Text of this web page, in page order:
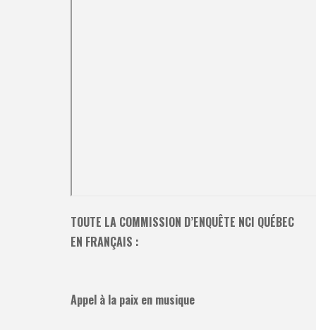
TOUTE LA COMMISSION D’ENQUÊTE NCI QUÉBEC
EN FRANÇAIS :
Appel à la paix en musique